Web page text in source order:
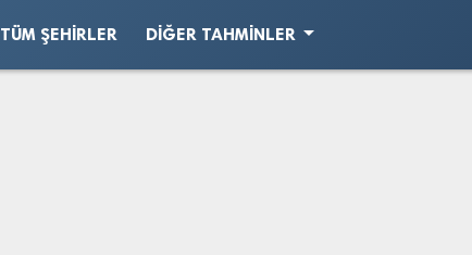
TÜM ŞEHIRLER DIĞER TAHMINLERarrow_drop_down